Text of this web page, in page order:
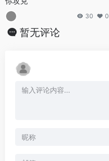
30 0
暂无评论